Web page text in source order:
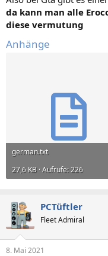
da kann man alle
diese vermutung
Anhänge
german.txt
27,6 KB · Aufrufe: 226
PCTüftler
Fleet Admiral
8. Mai 2021